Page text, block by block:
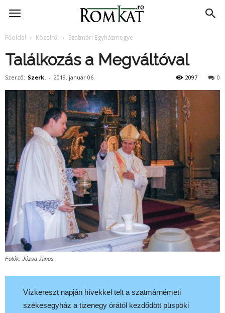
RomKat.ro
Főoldal Közelről Szatmári Egyházmegye
Találkozás a Megváltóval
Szerző: Szerk. - 2019. január 06. 0
2097
Fotók: Józsa János
Vízkereszt napján hívekkel telt a szatmárnémeti
székesegyház a tizenegy órától kezdődött püspöki